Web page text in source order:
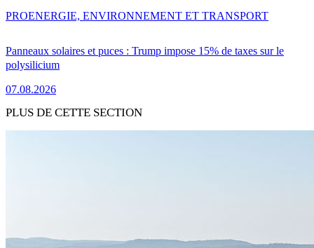
Panneaux solaires et puces : Trump impose 15% de taxes sur le
polysilicium
07.08.2026
PROENERGIE, ENVIRONNEMENT ET TRANSPORT
PLUS DE CETTE SECTION